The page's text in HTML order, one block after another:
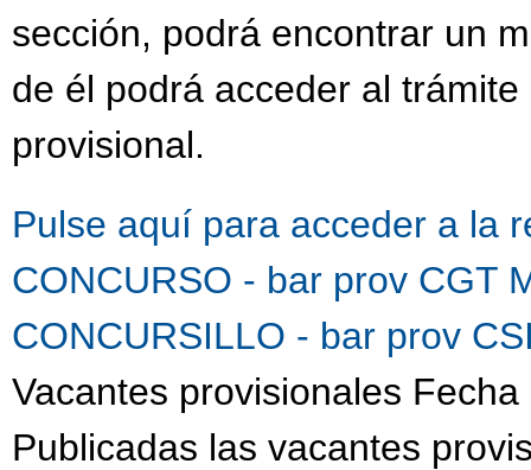
sección, podrá encontrar un
de él podrá acceder al
provisional.
Pulse aquí para acceder a la
CONCURSO - bar prov CGT
CONCURSILLO - bar prov
Vacantes provisionales
Publicadas las vacantes